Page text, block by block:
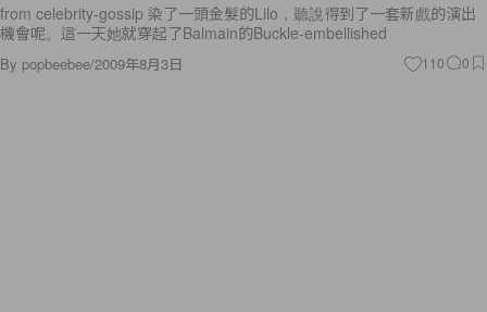
from celebrity-gossip 染了一頭金髮的Lilo，聽說得到了一套新戲的演出
機會呢。這一天她就穿起了Balmain的Buckle-embellished
By popbeebee/2009年8月3日 110 0